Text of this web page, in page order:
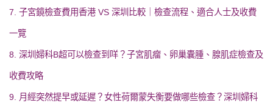
7. 子宮鏡檢查費用香港 VS 深圳比較｜檢查流程、適合人士及收費
一覽
8. 深圳婦科B超可以檢查到咩？子宮肌瘤、卵巢囊腫、腺肌症檢查及
收費攻略
9. 月經突然提早或延遲？女性荷爾蒙失衡要做哪些檢查？深圳婦科